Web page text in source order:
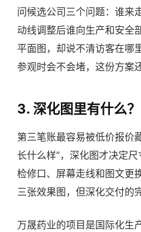
问候选公司三个问题：谁来
动线调整后谁向生产和安全
平面图，却说不清访客在哪
参观时会不会堵，这份方案
3. 深化图里有什么？
第三笔账最容易被低价报价
长什么样”，深化图才决定
检修口、屏幕走线和图文更
三张效果图，但深化交付的
万晟药业的项目是国际化生